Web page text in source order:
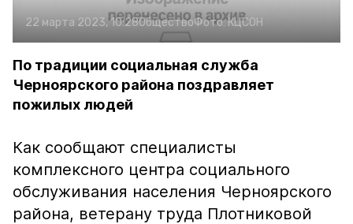
22 марта 2023, 10:28ОбществоФото:КЦСОН
По традиции социальная служба
Черноярского района поздравляет
пожилых людей
Как сообщают специалисты
комплексного центра социального
обслуживания населения Черноярского
района, ветерану труда Плотниковой